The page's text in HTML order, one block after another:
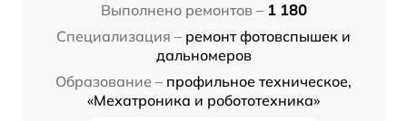
Выполнено ремонтов – 1 180
Специализация – ремонт фотовспышек и
дальномеров
Образование – профильное техническое,
«Мехатроника и робототехника»